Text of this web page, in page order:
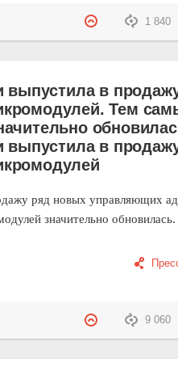
1 840
выпустила в
Тем
выпустила в
ряд новых управляющих
значительно обновилась.
9 060